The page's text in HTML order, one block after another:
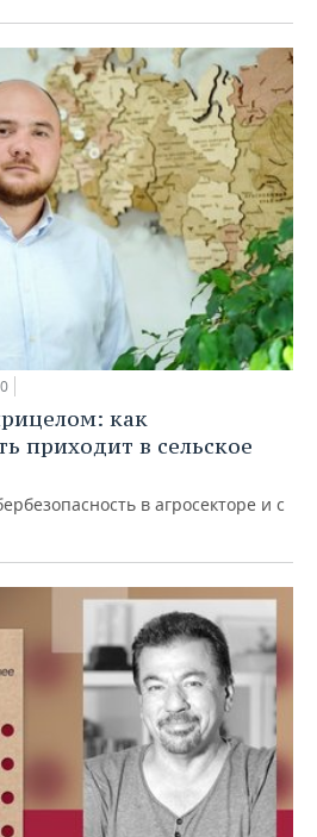
как
приходит в сельское
в агросекторе и с